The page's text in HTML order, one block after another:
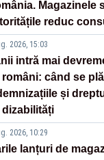
Magazinele
reduc
2026, 15:03
intră mai
români: când se
și
dizabilități
2026, 10:29
lanțuri de